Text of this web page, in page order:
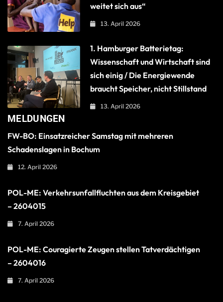
weitet sich aus“
13. April 2026
1. Hamburger Batterietag:
Wissenschaft und Wirtschaft sind
sich einig / Die Energiewende
braucht Speicher, nicht Stillstand
13. April 2026
MELDUNGEN
FW-BO: Einsatzreicher Samstag mit mehreren
Schadenslagen in Bochum
12. April 2026
POL-ME: Verkehrsunfallfluchten aus dem Kreisgebiet
– 2604015
7. April 2026
POL-ME: Couragierte Zeugen stellen Tatverdächtigen
– 2604016
7. April 2026